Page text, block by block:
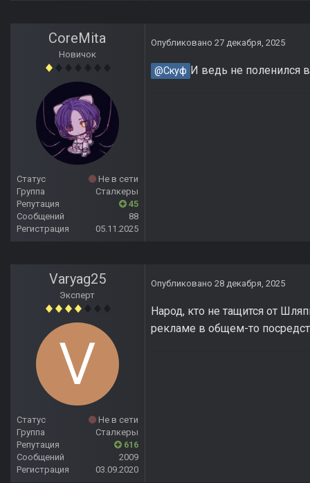
CoreMita
Новичок
Статус
Не в сети
Группа
Сталкеры
Репутация
45
Сообщений
88
Регистрация
05.11.2025
Опубликовано 27 декабря, 2025
@Скуф И ведь не поленился
Varyag25
Эксперт
Статус
Не в сети
Группа
Сталкеры
Репутация
616
Сообщений
2009
Регистрация
03.09.2020
Опубликовано 28 декабря, 2025
Народ, кто не тащится от
рекламе в общем-то